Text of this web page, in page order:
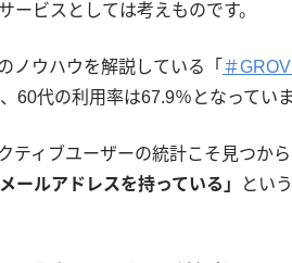
ービスとしては考えものです。
ノウハウを解説している「 ＃
60代の利用率は67.9％となっていま
ティブユーザーの統計こそ見つか
ールアドレスを持っている」
とい